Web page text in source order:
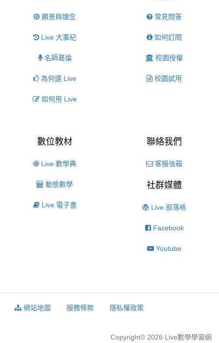
願景與理念
Live 大事紀
名師葛倫
為何選 Live
如何用 Live
常見問答
如何訂閱
校園授權
校園試用
數位教材
Live 數學典
動態數學
Live 電子書
聯絡我們
客服信箱
社群媒體
Live 部落格
Facebook
Youtube
網站地圖 服務條款 隱私權政策
Copyright© 2026 Live數學學習網